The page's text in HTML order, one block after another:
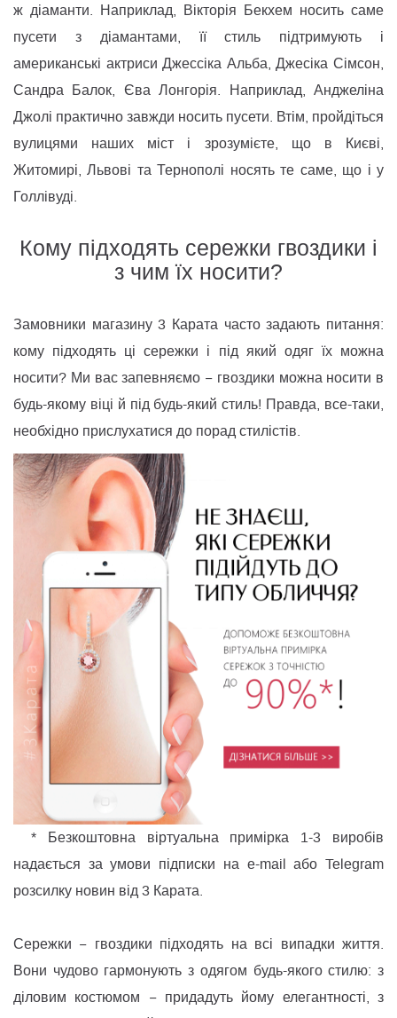
ж діаманти. Наприклад, Вікторія Бекхем носить саме
пусети з діамантами, її стиль підтримують і
американські актриси Джессіка Альба, Джесіка Сімсон,
Сандра Балок, Єва Лонгорія. Наприклад, Анджеліна
Джолі практично завжди носить пусети. Втім, пройдіться
вулицями наших міст і зрозумієте, що в Києві,
Житомирі, Львові та Тернополі носять те саме, що і у
Голлівуді.
Кому підходять сережки гвоздики і
з чим їх носити?
Замовники магазину 3 Карата часто задають питання:
кому підходять ці сережки і під який одяг їх можна
носити? Ми вас запевняємо − гвоздики можна носити в
будь-якому віці й під будь-який стиль! Правда, все-таки,
необхідно прислухатися до порад стилістів.
* Безкоштовна віртуальна примірка 1-3 виробів
надається за умови підписки на e-mail або Telegram
розсилку новин від 3 Карата.
Сережки − гвоздики підходять на всі випадки життя.
Вони чудово гармонують з одягом будь-якого стилю: з
діловим костюмом − придадуть йому елегантності, з